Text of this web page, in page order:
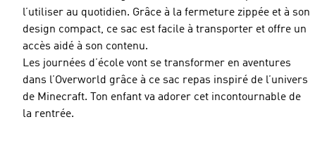
l’utiliser au quotidien. Grâce à la fermeture zippée et à son
design compact, ce sac est facile à transporter et offre un
accès aidé à son contenu.
Les journées d’école vont se transformer en aventures
dans l’Overworld grâce à ce sac repas inspiré de l’univers
de Minecraft. Ton enfant va adorer cet incontournable de
la rentrée.